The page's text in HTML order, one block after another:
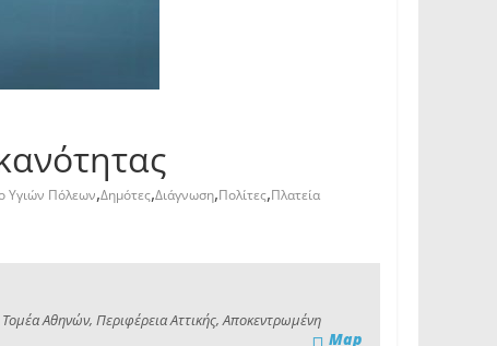
Υγιών Πόλεων,Δημότες,Διάγνωση,Πολίτες,Πλατεία
Αθηνών, Περιφέρεια Αττικής, Αποκεντρωμένη
Map